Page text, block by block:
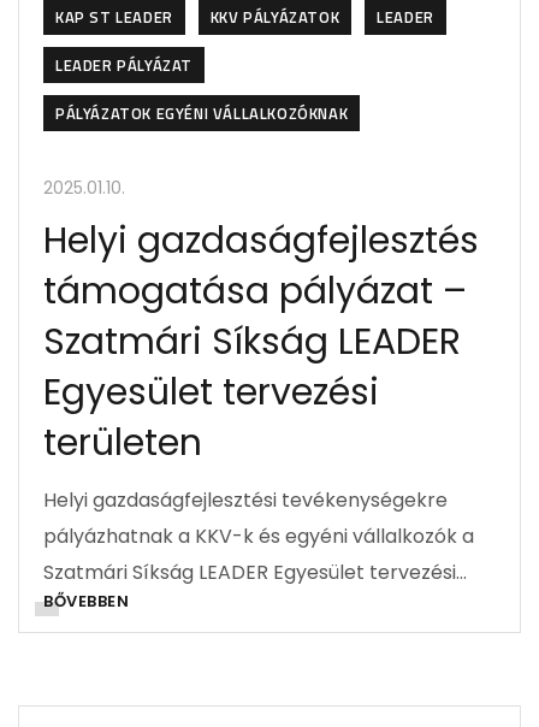
KAP ST LEADER
KKV PÁLYÁZATOK
LEADER
LEADER PÁLYÁZAT
PÁLYÁZATOK EGYÉNI VÁLLALKOZÓKNAK
2025.01.10.
Helyi gazdaságfejlesztés
támogatása pályázat –
Szatmári Síkság LEADER
Egyesület tervezési
területen
Helyi gazdaságfejlesztési tevékenységekre
pályázhatnak a KKV-k és egyéni vállalkozók a
Szatmári Síkság LEADER Egyesület tervezési…
BŐVEBBEN